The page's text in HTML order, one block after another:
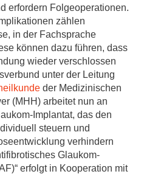
erfordern Folgeoperationen.
zählen
in der Fachsprache
können dazu führen, dass
wieder verschlossen
unter der Leitung
der Medizinischen
(MHH) arbeitet nun an
Implantat, das den
steuern und
verhindern
Glaukom-
erfolgt in Kooperation mit